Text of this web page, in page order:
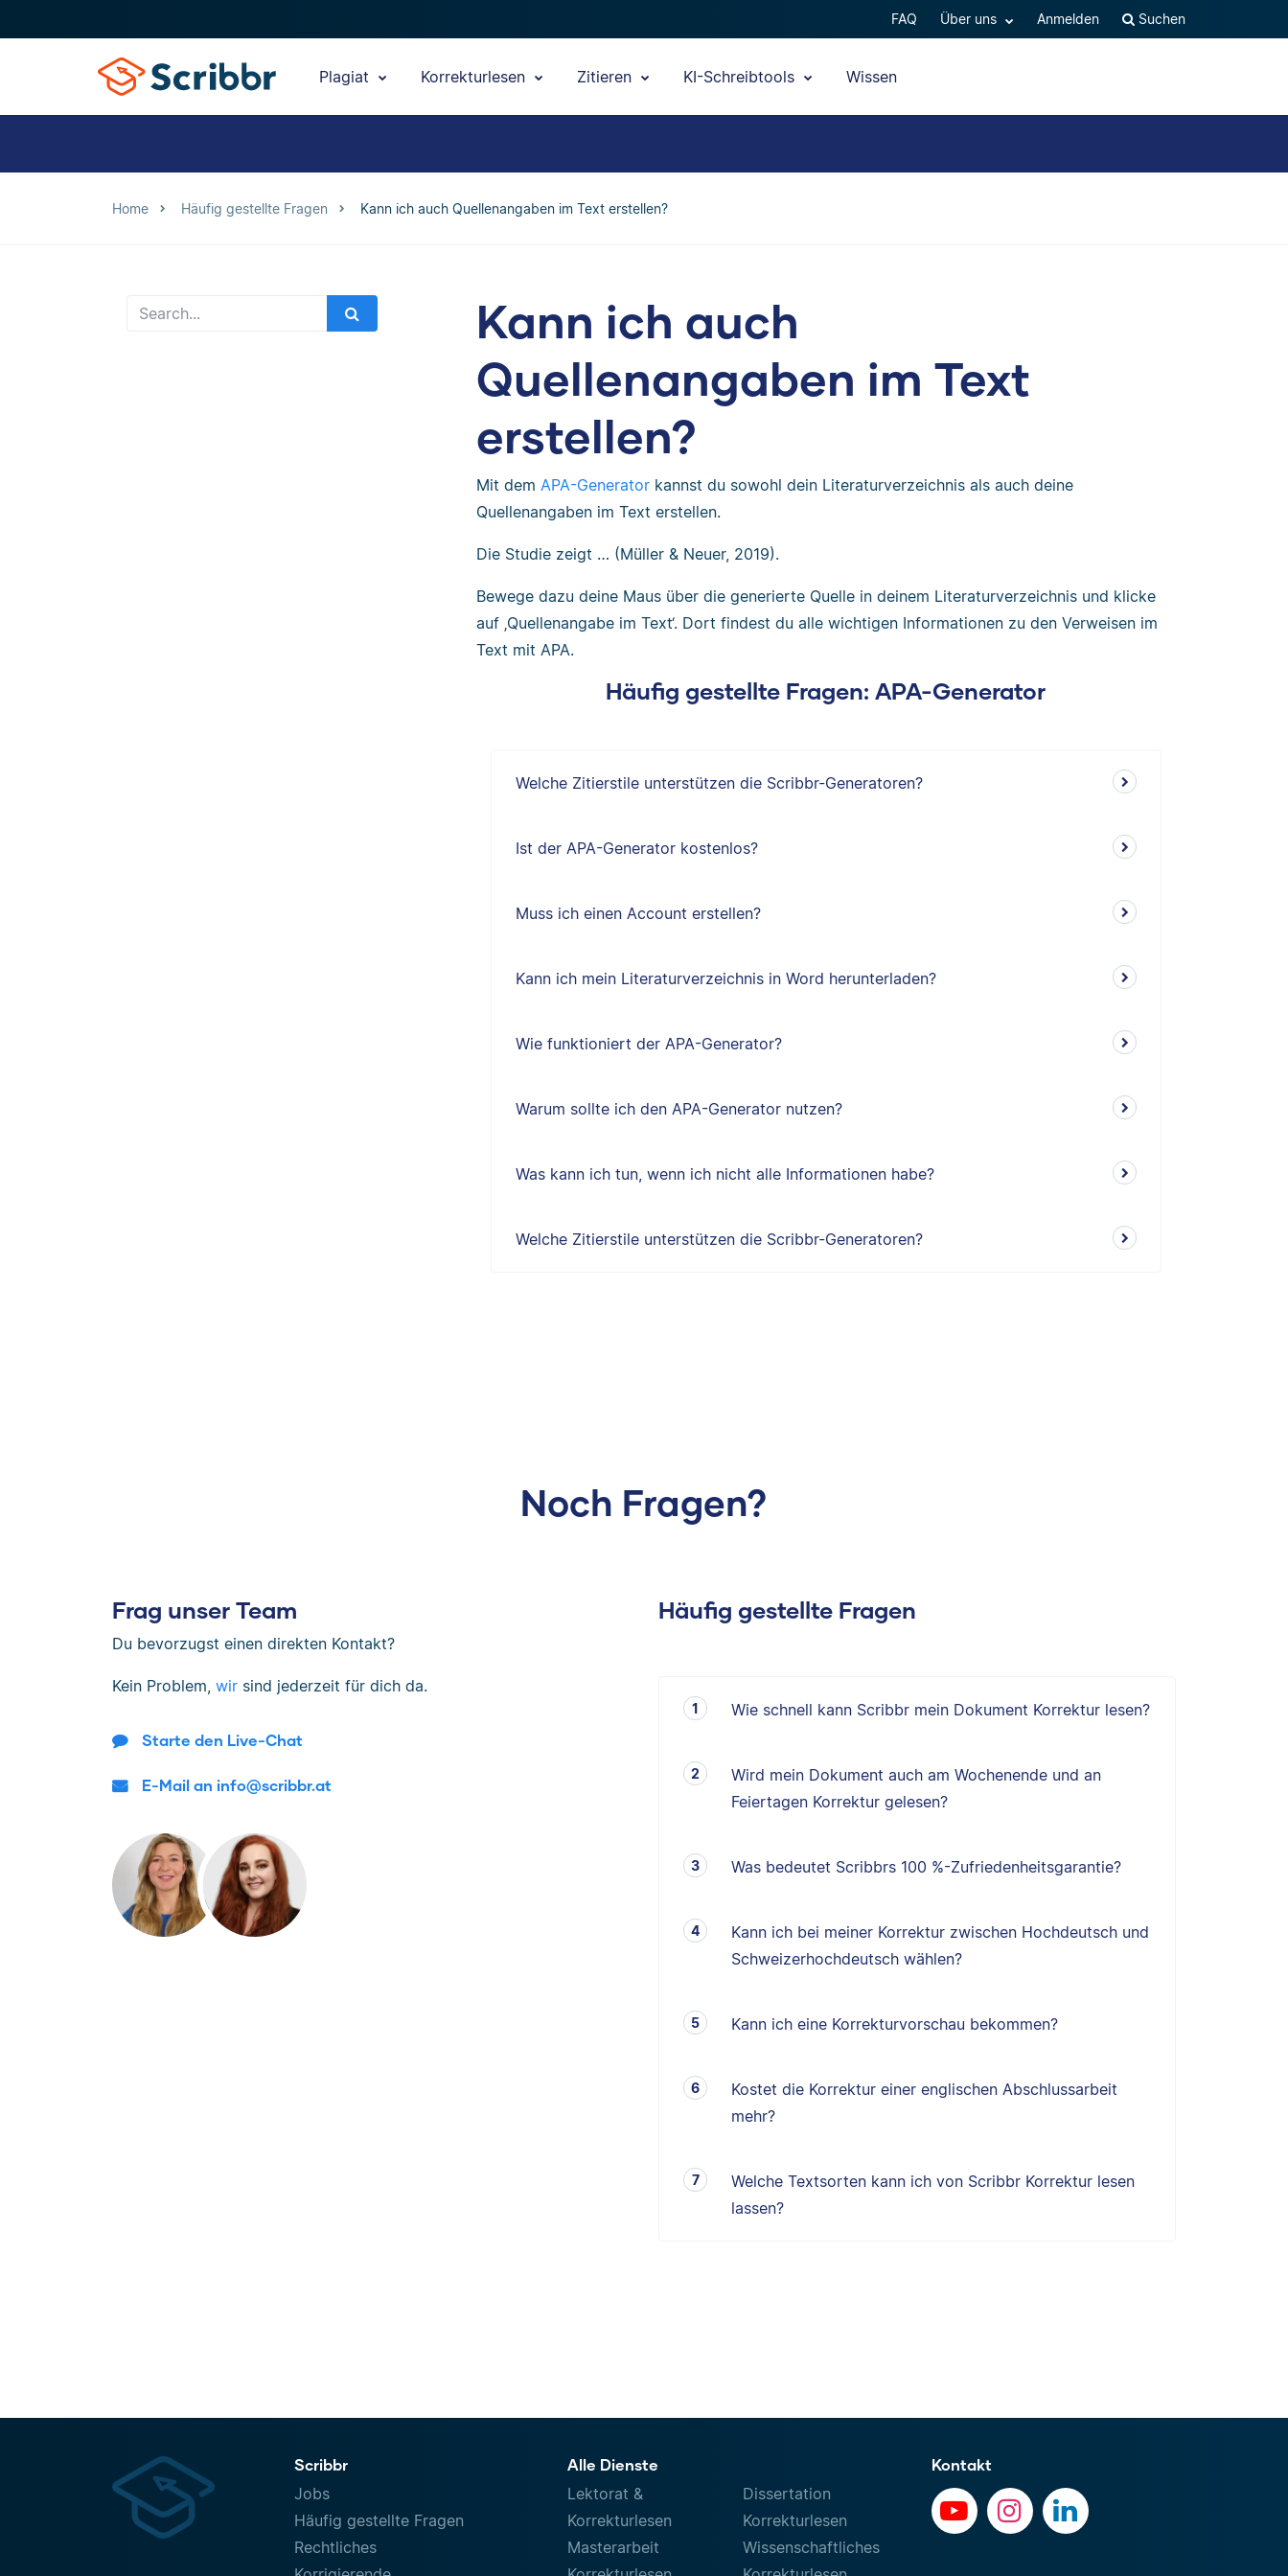
FAQ Über uns Anmelden Suchen
Plagiat Korrekturlesen Zitieren KI-Schreibtools Wissen
Home Häufig gestellte Fragen Kann ich auch Quellenangaben im Text erstellen?
Kann ich auch
Quellenangaben im Text
erstellen?
Mit dem APA-Generatorkannst du sowohl dein Literaturverzeichnis als auch deine
Quellenangaben im Text erstellen.
Die Studie zeigt … (Müller & Neuer, 2019).
Bewege dazu deine Maus über die generierte Quelle in deinem Literaturverzeichnis und klicke
auf ‚Quellenangabe im Text‘. Dort findest du alle wichtigen Informationen zu den Verweisen im
Text mit APA.
Häufig gestellte Fragen: APA-Generator
Welche Zitierstile unterstützen die Scribbr-Generatoren?
Ist der APA-Generator kostenlos?
Muss ich einen Account erstellen?
Kann ich mein Literaturverzeichnis in Word herunterladen?
Wie funktioniert der APA-Generator?
Warum sollte ich den APA-Generator nutzen?
Was kann ich tun, wenn ich nicht alle Informationen habe?
Welche Zitierstile unterstützen die Scribbr-Generatoren?
Noch Fragen?
Frag unser Team
Du bevorzugst einen direkten Kontakt?
Kein Problem, wir sind jederzeit für dich da.
Starte den Live-Chat
E-Mail an info@scribbr.at
Häufig gestellte Fragen
Wie schnell kann Scribbr mein Dokument Korrektur lesen?
Wird mein Dokument auch am Wochenende und an
Feiertagen Korrektur gelesen?
Was bedeutet Scribbrs 100 %-Zufriedenheitsgarantie?
Kann ich bei meiner Korrektur zwischen Hochdeutsch und
Schweizerhochdeutsch wählen?
Kann ich eine Korrekturvorschau bekommen?
Kostet die Korrektur einer englischen Abschlussarbeit
mehr?
Welche Textsorten kann ich von Scribbr Korrektur lesen
lassen?
Scribbr
Jobs
Häufig gestellte Fragen
Rechtliches
Alle Dienste
Lektorat &
Korrekturlesen
Masterarbeit
Dissertation
Korrekturlesen
Wissenschaftliches
Kontakt